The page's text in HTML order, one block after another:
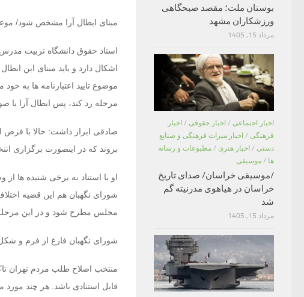
مبنای ابطال آرا مشخص شود/
استاد حقوق دانشگاه تربیت
اشکال دارد و باید مبنای این
موضوع تایید اعتبارنامه ها به
مرحله رد کند، پس ابطال آرا
صادقی ابراز داشت: حالا با فرض
بروند که در اینصورت برگزاری
او با استناد به برخی شنیده ها
شورای نگهبان هم این قضیه
مجلس مطرح شود و در این مرحله
شورای نگهبان فارغ از فرم و
منتخب اصلاح طلب مردم تهران
قابل استنادی باشد. هر چند
بوستان ملت؛ مقصد صبحگاهی
ورزشکاران مشهد
مرداد 15, 1405
اخبار اجتماعی / اخبار حقوقی / اخبار
فرهنگی / اخبار میراث فرهنگی و صنایع
دستی / اخبار هنری / مطبوعات و رسانه
ها / موسیقی
/موسیقی خراسان/ صدای تاریخ
خراسان در هیاهوی مدرنیته گم
شد
مرداد 15, 1405